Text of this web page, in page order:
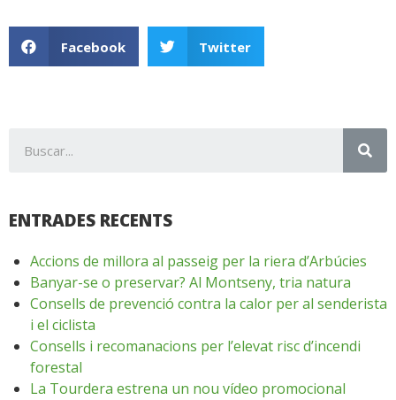
Facebook Twitter
ENTRADES RECENTS
Accions de millora al passeig per la riera d’Arbúcies
Banyar-se o preservar? Al Montseny, tria natura
Consells de prevenció contra la calor per al senderista
i el ciclista
Consells i recomanacions per l’elevat risc d’incendi
forestal
La Tourdera estrena un nou vídeo promocional